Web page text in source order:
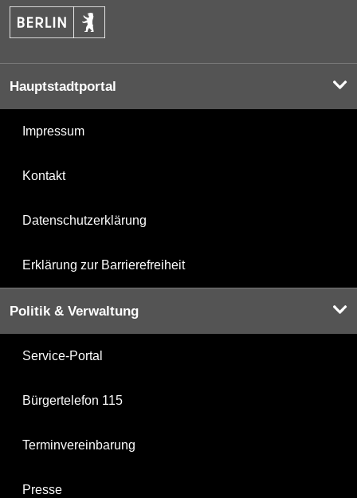
Hauptstadtportal
Impressum
Kontakt
Datenschutzerklärung
Erklärung zur Barrierefreiheit
Politik & Verwaltung
Service-Portal
Bürgertelefon 115
Terminvereinbarung
Presse